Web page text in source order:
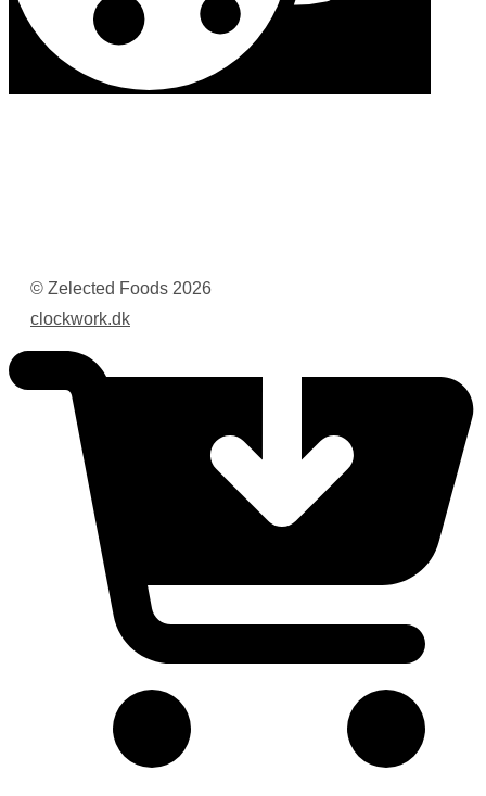
© Zelected Foods 2026
clockwork.dk